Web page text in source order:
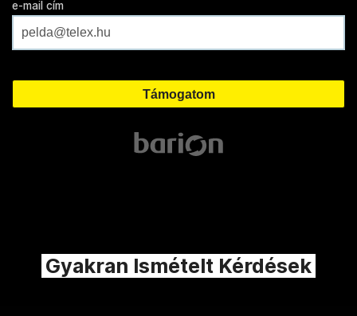
e-mail cím
Gyakran Ismételt Kérdések